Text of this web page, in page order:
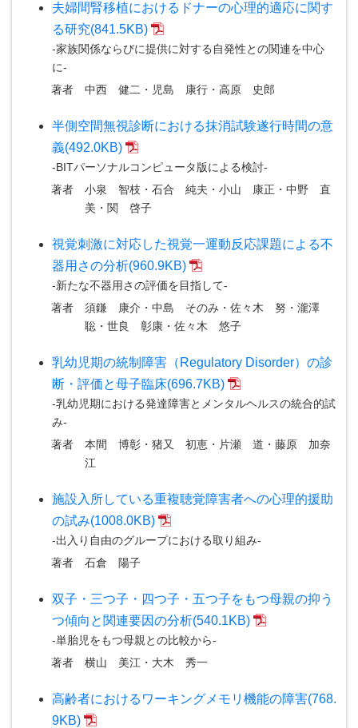
夫婦間腎移植におけるドナーの心理的適応に関す
る研究(841.5KB)
-家族関係ならびに提供に対する自発性との関連を中心
に-
著者
中西 健二・児島 康行・高原 史郎
半側空間無視診断における抹消試験遂行時間の意
義(492.0KB)
-BITパーソナルコンピュータ版による検討-
著者
小泉 智枝・石合 純夫・小山 康正・中野 直
美・関 啓子
視覚刺激に対応した視覚一運動反応課題による不
器用さの分析(960.9KB)
-新たな不器用さの評価を目指して-
著者
須鎌 康介・中島 そのみ・佐々木 努・瀧澤
聡・世良 彰康・佐々木 悠子
乳幼児期の統制障害（Regulatory Disorder）の診
断・評価と母子臨床(696.7KB)
-乳幼児期における発達障害とメンタルヘルスの統合的試
み-
著者
本間 博彰・猪又 初恵・片瀬 道・藤原 加奈
江
施設入所している重複聴覚障害者への心理的援助
の試み(1008.0KB)
-出入り自由のグループにおける取り組み-
著者
石倉 陽子
双子・三つ子・四つ子・五つ子をもつ母親の抑う
つ傾向と関連要因の分析(540.1KB)
-単胎児をもつ母親との比較から-
著者
横山 美江・大木 秀一
高齢者におけるワーキングメモリ機能の障害(768.
9KB)